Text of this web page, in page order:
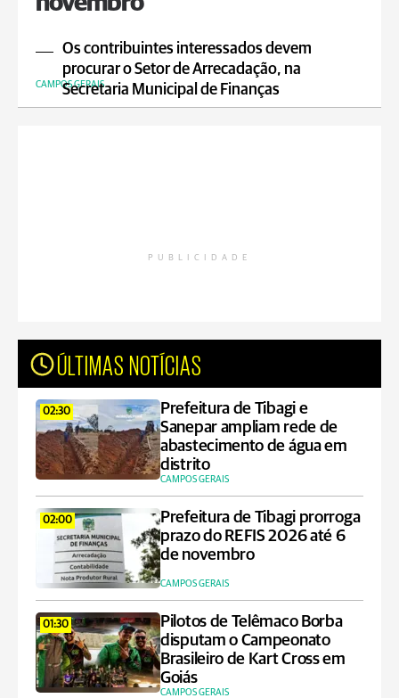
Os contribuintes interessados devem
procurar o Setor de Arrecadação, na
Secretaria Municipal de Finanças
CAMPOS GERAIS
PUBLICIDADE
ÚLTIMAS NOTÍCIAS
02:30
Prefeitura de Tibagi e
Sanepar ampliam rede de
abastecimento de água em
distrito
CAMPOS GERAIS
02:00
Prefeitura de Tibagi prorroga
prazo do REFIS 2026 até 6
de novembro
CAMPOS GERAIS
01:30
Pilotos de Telêmaco Borba
disputam o Campeonato
Brasileiro de Kart Cross em
Goiás
CAMPOS GERAIS